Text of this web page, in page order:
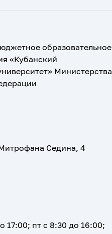
образовательное
«Кубанский
Министерства
Седина, 4
17:00; пт с 8:30 до 16:00;